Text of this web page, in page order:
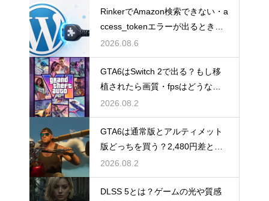
RinkerでAmazon検索できない・a
ccess_tokenエラーが出るときの
直し方【Creators API 3.3】
2026.08.6
GTA6はSwitch 2で出る？もし移
植されたら画質・fpsはどうなる
のか
2026.08.2
GTA6は通常版とアルティメット
版どっちを買う？2,480円差と予
約特典の違い
2026.08.2
DLSS 5とは？ゲームの光や質感